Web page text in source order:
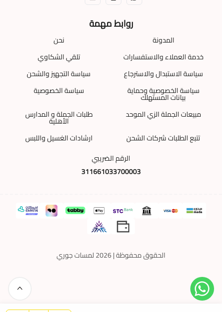
روابط مهمة
المدونة
نحن
خدمة العملاء والاستفسارات
تلقي الشكاوي
سياسة الاستبدال والاسترجاع
سياسة التجهيز والشحن
سياسة الخصوصية وحماية
بيانات المستهلك
سياسة الخصوصية
مبيعات الجملة الزي الموحد
طلبات الجملة و المدارس
الأهلية
تتبع الطلبات شركات الشحن
ارشادات الغسيل واللبس
الرقم الضريبي
311661033700003
الحقوق محفوظة | 2026 لمسات جوري